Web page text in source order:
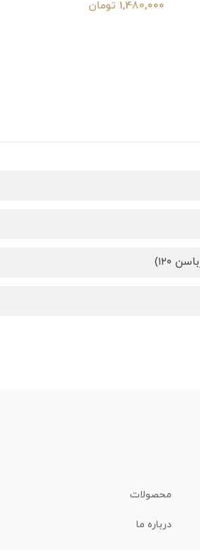
1,480,000 تومان
محصولات
درباره ما